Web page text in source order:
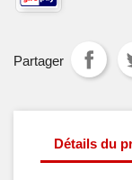
Partager
Détails du